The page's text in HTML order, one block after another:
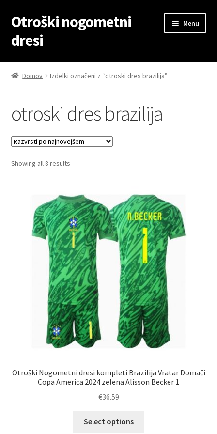
Skip
to
navigation
Skip
to
content
Otroški nogometni
dresi
Menu
Domov
Kontaktiraj nas
Košarica
Moj račun
Zaključek nakupa
Domov Izdelki označeni z “otroski dres brazilija”
otroski dres brazilija
Showing all 8 resultsSorted
Otroški Nogometni dresi kompleti Brazilija Vratar Domači
Copa America 2024 zelena Alisson Becker 1
€36.59
Select options